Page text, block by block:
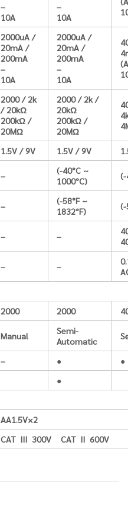
–
10A
–
10A
2000uA /
20mA /
200mA
–
10A
2000uA /
20mA /
200mA
–
10A
2000 / 2k
/ 20kΩ
200kΩ /
20MΩ
2000 / 2k /
20kΩ
200kΩ /
20MΩ
1.5V / 9V 1.5V / 9V
–
(-40°C ~
1000°C)
(-
–
(-58°F ~
1832°F)
(-
– –
– –
2000 2000
Manual
Semi-
Automatic
– ●
●
●
AA1.5V×2
CAT III 300V CAT II 600V